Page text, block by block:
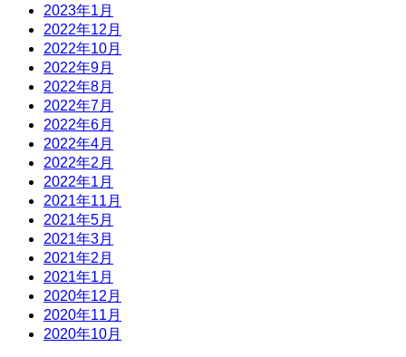
2023年1月
2022年12月
2022年10月
2022年9月
2022年8月
2022年7月
2022年6月
2022年4月
2022年2月
2022年1月
2021年11月
2021年5月
2021年3月
2021年2月
2021年1月
2020年12月
2020年11月
2020年10月